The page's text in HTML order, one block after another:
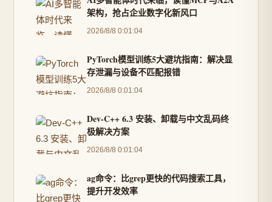
架构，抢占企业数字化新风口
2026/8/8 0:01:04
PyTorch模型训练5大避坑指南：解决显
存泄漏与设备不匹配报错
2026/8/8 0:01:04
Dev-C++ 6.3 安装、卸载与中文乱码终
极解决方案
2026/8/8 0:01:04
ag命令：比grep更快的代码搜索工具，
提升开发效率